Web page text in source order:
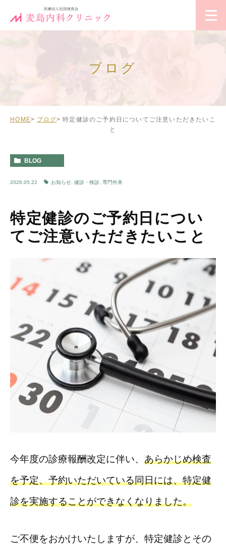
ブログ
HOME ブログ
特定健診のご予約日についてご注意いただきたいこ
と
BLOG
2026.05.22 お知らせ 健診・検診 専門外来
特定健診のご予約日につい
てご注意いただきたいこと
今年度の診療報酬改定に伴い、 あらかじめ検査
を予定、予約いただいている同日には、特定健
診を実施することができなくなりました。
ご不便をおかけいたしますが、特定健診とその